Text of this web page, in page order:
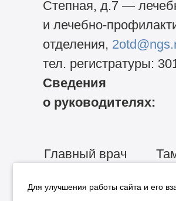
Степная, д.7 —
и лечебно-
отделения,
тел. регистратуры:
Сведения
о руководителях:
Главный врач
Для улучшения работы сайта и его